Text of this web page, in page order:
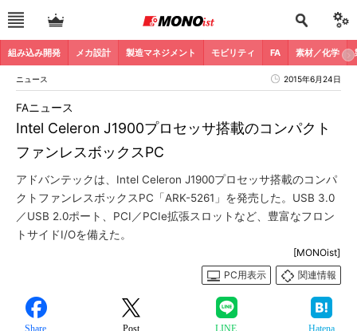
組み込み開発 メカ設計 製造マネジメント モビリティ FA 素材／化学
ニュース 2015年6月24日
Intel Celeron J1900プロセッサ搭載のコンパクト
ファンレスボックスPC
FAニュース
アドバンテックは、Intel Celeron J1900プロセッサ搭載のコンパ
クトファンレスボックスPC「ARK-5261」を発売した。USB 3.0
／USB 2.0ポート、PCI／PCIe拡張スロットなど、豊富なフロン
トサイドI/Oを備えた。
[MONOist]
PC用表示
関連情報
Share Post LINE Hatena